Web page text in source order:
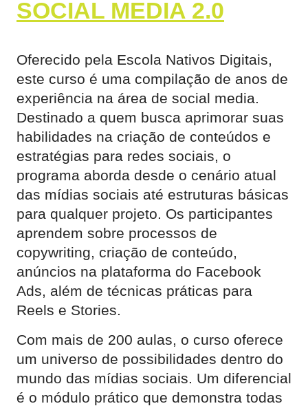
SOCIAL MEDIA 2.0
Oferecido pela Escola Nativos Digitais,
este curso é uma compilação de anos de
experiência na área de social media.
Destinado a quem busca aprimorar suas
habilidades na criação de conteúdos e
estratégias para redes sociais, o
programa aborda desde o cenário atual
das mídias sociais até estruturas básicas
para qualquer projeto. Os participantes
aprendem sobre processos de
copywriting, criação de conteúdo,
anúncios na plataforma do Facebook
Ads, além de técnicas práticas para
Reels e Stories.
Com mais de 200 aulas, o curso oferece
um universo de possibilidades dentro do
mundo das mídias sociais. Um diferencial
é o módulo prático que demonstra todas